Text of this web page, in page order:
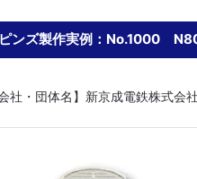
ピンズ製作実例：No.1000
会社・団体名】新京成電鉄株式会社